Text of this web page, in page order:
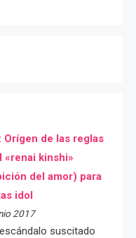
Orígen de las reglas
«renai kinshi»
del amor) para
idol
2017
suscitado